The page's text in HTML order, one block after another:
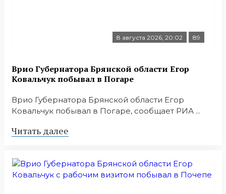
8 августа 2026, 20:02 89
Врио Губернатора Брянской области Егор
Ковальчук побывал в Погаре
Врио Губернатора Брянской области Егор
Ковальчук побывал в Погаре, сообщает РИА ...
Читать далее